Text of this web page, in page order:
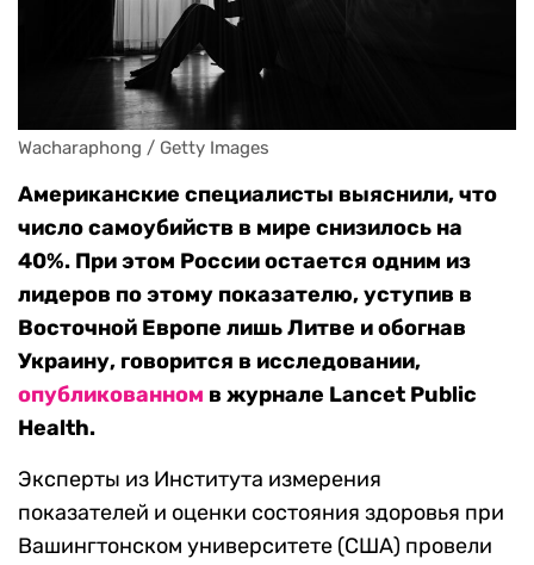
Wacharaphong / Getty Images
Американские специалисты выяснили, что
число самоубийств в мире снизилось на
40%. При этом России остается одним из
лидеров по этому показателю, уступив в
Восточной Европе лишь Литве и обогнав
Украину, говорится в исследовании,
опубликованном в журнале Lancet Public
Health.
Эксперты из Института измерения
показателей и оценки состояния здоровья при
Вашингтонском университете (США) провели